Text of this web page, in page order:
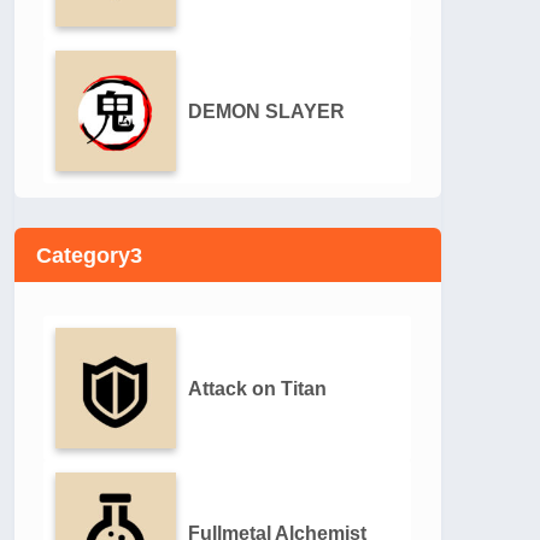
DEMON SLAYER
Category3
Attack on Titan
Fullmetal Alchemist